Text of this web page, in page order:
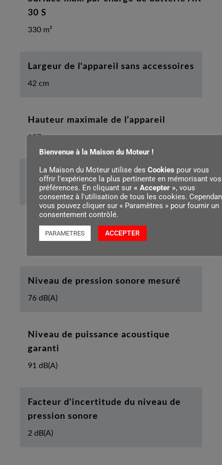
30 S
330 m²
Largeur de l'appareil sans accessoires
42 cm
Hauteur maximale de l’appareil
107 cm
Diamètre de la roue avant
150 mm
Diamètre de la roue arrière
Niveau de pression sonore mesuré
76 dB(A)
Niveau de puissance acoustique
garanti
91 dB(A)
Facteur d'incertitude du niveau de
pression sonore
2 dB(A)
Bienvenue à la Maison du Moteur !
La Maison du Moteur utilise des Cookies pour vous
offrir l'expérience la plus pertinente en mémorisant vos
préférences. En cliquant sur « Accepter », vous
consentez à l'utilisation de tous les cookies.
vous pouvez cliquer sur « Paramètres » pour fournir un
consentement contrôlé.
PARAMETRES ACCEPTER